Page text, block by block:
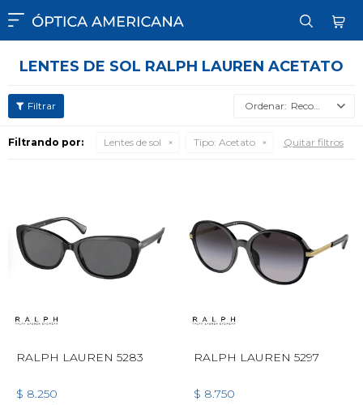

LENTES DE SOL RALPH LAUREN ACETATO
Recomendados
Filtrando por: Lentes de sol Tipo: Acetato Quitar filtros
RALPH LAUREN 5283
$ 8.250
RALPH LAUREN 5297
$ 8.750